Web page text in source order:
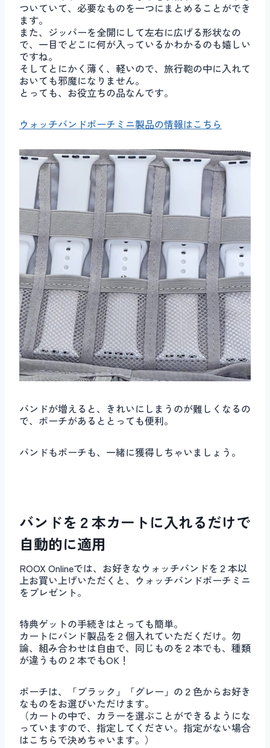
ついていて、必要なものを一つにまとめることができ
ます。
また、ジッパーを全開にして左右に広げる形状なの
で、一目でどこに何が入っているかわかるのも嬉しい
ですね。
そしてとにかく薄く、軽いので、旅行鞄の中に入れて
おいても邪魔になりません。
とっても、お役立ちの品なんです。
ウォッチバンドポーチミニ製品の情報はこちら
バンドが増えると、きれいにしまうのが難しくなるの
で、ポーチがあるととっても便利。
バンドもポーチも、一緒に獲得しちゃいましょう。
バンドを２本カートに入れるだけで
自動的に適用
ROOX Onlineでは、お好きなウォッチバンドを２本以
上お買い上げいただくと、ウォッチバンドポーチミニ
をプレゼント。
特典ゲットの手続きはとっても簡単。
カートにバンド製品を２個入れていただくだけ。勿
論、組み合わせは自由で、同じものを２本でも、種類
が違うもの２本でもOK！
ポーチは、「ブラック」「グレー」の２色からお好き
なものをお選びいただけます。
（カートの中で、カラーを選ぶことができるようにな
っていますので、指定してください。指定がない場合
はこちらで決めちゃいます。）